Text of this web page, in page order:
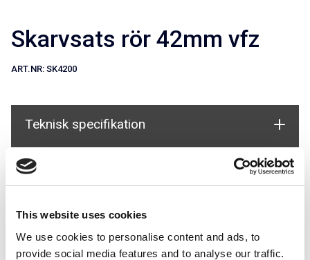
This website uses cookies
We use cookies to personalise content and ads, to
provide social media features and to analyse our traffic.
Skarvsats rör 42mm vfz
ART.NR: SK4200
Teknisk specifikation
Används i system